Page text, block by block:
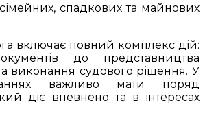
спадкових та майнових
включає повний комплекс дій:
до представництва
та виконання судового рішення. У
важливо мати поряд
діє впевнено та в інтересах